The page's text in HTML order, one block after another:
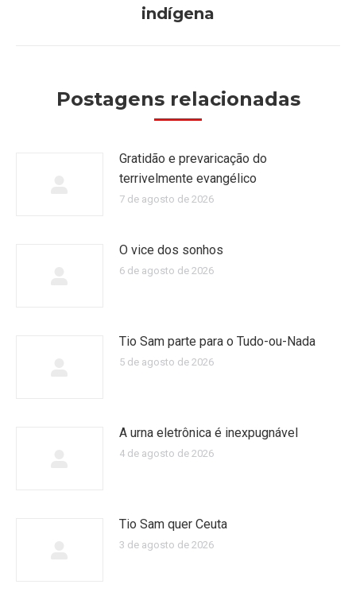
post:
indígena
Postagens relacionadas
Gratidão e prevaricação do
terrivelmente evangélico
7 de agosto de 2026
O vice dos sonhos
6 de agosto de 2026
Tio Sam parte para o Tudo-ou-Nada
5 de agosto de 2026
A urna eletrônica é inexpugnável
4 de agosto de 2026
Tio Sam quer Ceuta
3 de agosto de 2026